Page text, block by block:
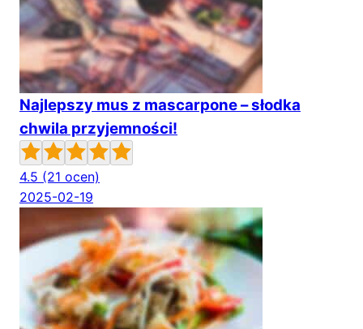
Najlepszy mus z mascarpone – słodka
chwila przyjemności!
4.5 (21 ocen)
2025-02-19